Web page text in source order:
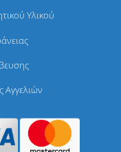
Υλικού
Αγγελιών